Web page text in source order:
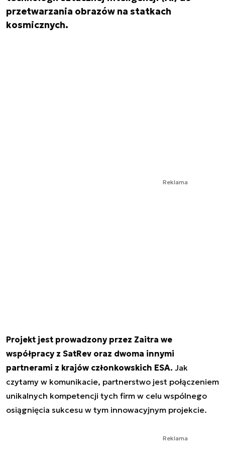
przetwarzania obrazów na statkach
kosmicznych.
Reklama
Projekt jest prowadzony przez Zaitra we
współpracy z SatRev oraz dwoma innymi
partnerami z krajów członkowskich ESA. Jak
czytamy w komunikacie, partnerstwo jest połączeniem
unikalnych kompetencji tych firm w celu wspólnego
osiągnięcia sukcesu w tym innowacyjnym projekcie.
Reklama